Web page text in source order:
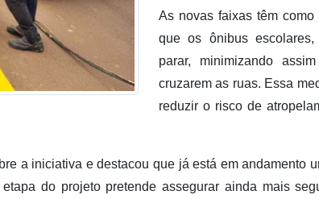
As novas faixas têm
que os ônibus
parar, minimizando
cruzarem as ruas. Essa
reduzir o risco de
a iniciativa e destacou que já está em andamento
do projeto pretende assegurar ainda mais